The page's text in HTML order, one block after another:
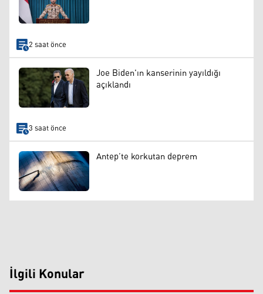
2 saat önce
Joe Biden'ın kanserinin yayıldığı
açıklandı
3 saat önce
Antep’te korkutan deprem
İlgili Konular